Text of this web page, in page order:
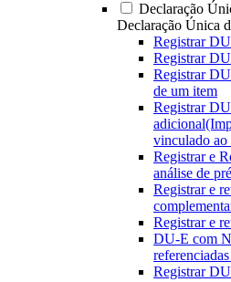
Declaração
Declaração Única
Registrar
Registrar
Registrar
de um item
Registrar
vinculado
Registrar e
análise de
Registrar e
Registrar e
DU-E com
Registrar